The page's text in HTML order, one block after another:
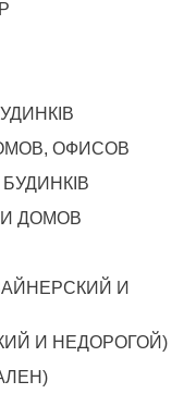
ОФИСОВ
ДОМОВ
И
И НЕДОРОГОЙ)